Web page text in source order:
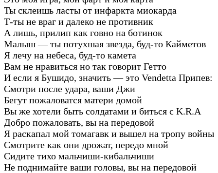
Ты склеишь ласты от инфаркта миокарда
Т-ты не враг и далеко не противник
А лишь, прилип как говно на ботинок
Малыш — ты потухшая звезда, буд-то Кайметов
Я лечу на небеса, буд-то камета
Вам не нравиться но так говорит Гетто
И если я Бушидо, значить — это Vendetta Припев:
Смотри после удара, ваши Джи
Бегут пожаловатся матери домой
Вы же хотели быть солдатами и биться с K.R.A
Добро пожаловать, вы на передовой
Я раскапал мой томагавк и вышел на тропу войны
Смотрите как они дрожат, передо мной
Сидите тихо мальчиши-кибальчиши
Не поднимайте ваши головы, вы на передовой